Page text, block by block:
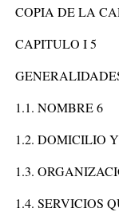
COPIA DE LA
CAPITULO I 5
1.1. NOMBRE 6
1.2. DOMICILIO
1.3.
1.4. SERVICIOS